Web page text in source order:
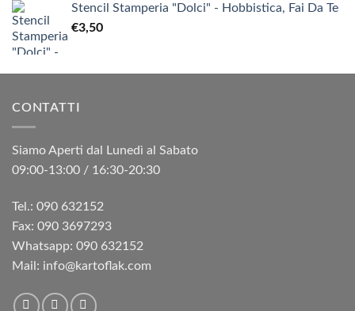
Stencil Stamperia "Dolci" - Hobbistica, Fai Da Te
€3,50
CONTATTI
Siamo Aperti dal Lunedì al Sabato
09:00-13:00 / 16:30-20:30
Tel.: 090 632152
Fax: 090 3697293‬
Whatsapp: 090 632152
Mail: info@kartoflak.com